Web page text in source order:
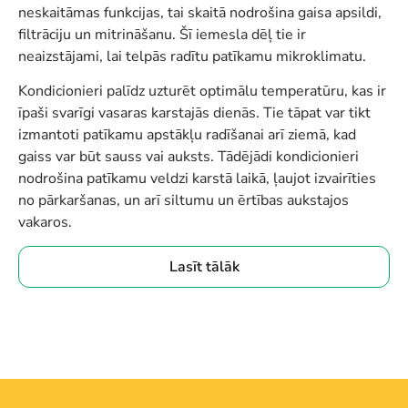
neskaitāmas funkcijas, tai skaitā nodrošina gaisa apsildi,
filtrāciju un mitrināšanu. Šī iemesla dēļ tie ir
neaizstājami, lai telpās radītu patīkamu mikroklimatu.
Kondicionieri palīdz uzturēt optimālu temperatūru, kas ir
īpaši svarīgi vasaras karstajās dienās. Tie tāpat var tikt
izmantoti patīkamu apstākļu radīšanai arī ziemā, kad
gaiss var būt sauss vai auksts. Tādējādi kondicionieri
nodrošina patīkamu veldzi karstā laikā, ļaujot izvairīties
no pārkaršanas, un arī siltumu un ērtības aukstajos
vakaros.
Lasīt tālāk